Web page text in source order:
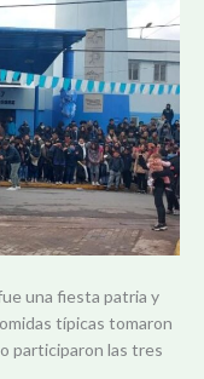
una fiesta patria y
típicas tomaron
participaron las tres